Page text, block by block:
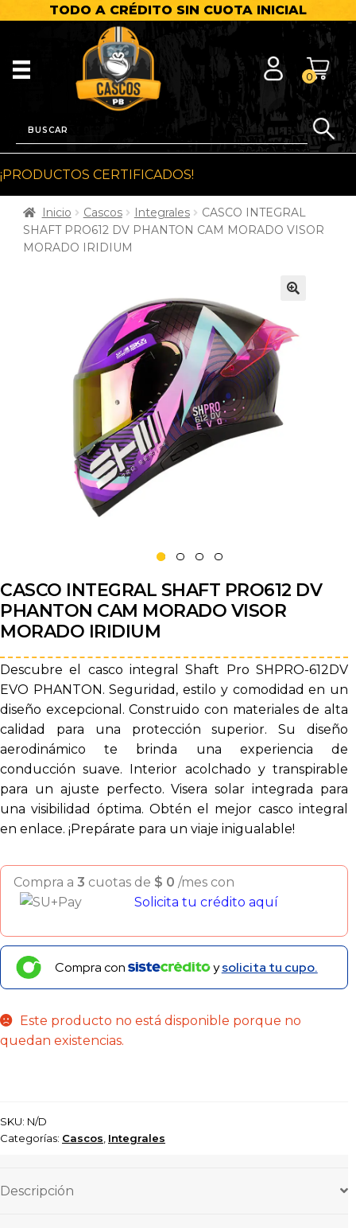
TODO A CRÉDITO SIN CUOTA INICIAL
0
¡PRODUCTOS CERTIFICADOS!
Inicio Cascos Integrales
CASCO INTEGRAL
SHAFT PRO612 DV PHANTON CAM MORADO VISOR
MORADO IRIDIUM
CASCO INTEGRAL SHAFT PRO612 DV
PHANTON CAM MORADO VISOR
MORADO IRIDIUM
Descubre el casco integral Shaft Pro SHPRO-612DV
EVO PHANTON. Seguridad, estilo y comodidad en un
diseño excepcional. Construido con materiales de alta
calidad para una protección superior. Su diseño
aerodinámico te brinda una experiencia de
conducción suave. Interior acolchado y transpirable
para un ajuste perfecto. Visera solar integrada para
una visibilidad óptima. Obtén el mejor casco integral
en enlace. ¡Prepárate para un viaje inigualable!
Compra a 3 cuotas de $ 0 /mes con
Solicita tu crédito aquí
Compra con ysolicita tu cupo.
Este producto no está disponible porque no
quedan existencias.
SKU: N/D
Categorías: Cascos Integrales
Descripción